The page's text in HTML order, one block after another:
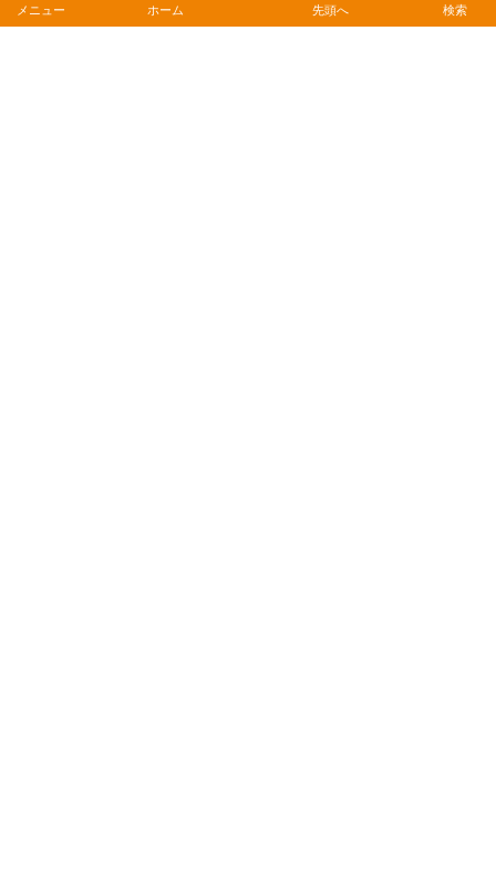
メニュー 検索
ホーム 先頭へ